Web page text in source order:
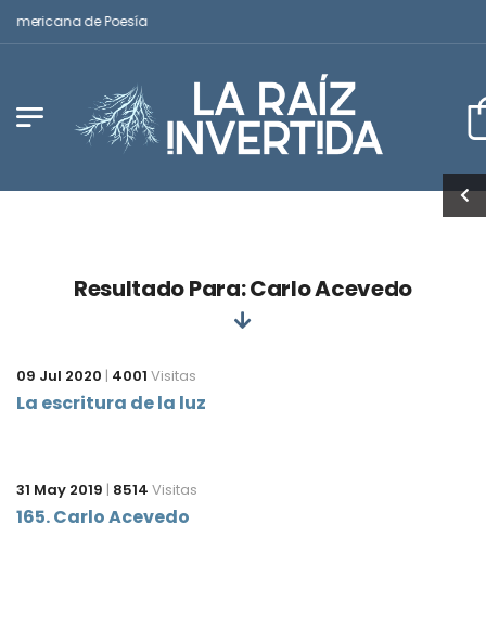
de Poesía
Resultado Para: Carlo Acevedo
09 Jul 2020 | 4001 Visitas
La escritura de la luz
31 May 2019 | 8514 Visitas
165. Carlo Acevedo